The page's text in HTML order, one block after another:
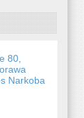
80,
Narkoba